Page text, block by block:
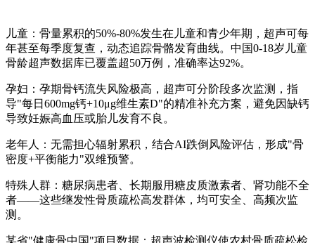
儿童：骨量累积的50%-80%发生在儿童和青少年期，超声可每
年甚至每季度复查，动态追踪骨骼发育曲线。中国0-18岁儿童
骨龄超声数据库已覆盖超50万例，准确率达92%。
孕妇：孕期骨钙流失风险极高，超声可分阶段多次监测，指
导"每日600mg钙+10μg维生素D"的精准补充方案，避免因缺钙
导致妊娠高血压或胎儿发育不良。
老年人：无需担心辐射累积，结合AI跌倒风险评估，形成"骨
密度+平衡能力"双维预警。
特殊人群：糖尿病患者、长期服用糖皮质激素者、肾功能不全
者——这些继发性骨质疏松高发群体，均可安全、高频次监
测。